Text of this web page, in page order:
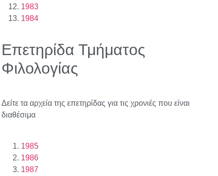
1983
1984
Επετηρίδα Τμήματος
Φιλολογίας
Δείτε τα αρχεία της επετηρίδας για τις χρονιές που είναι
διαθέσιμα
1985
1986
1987